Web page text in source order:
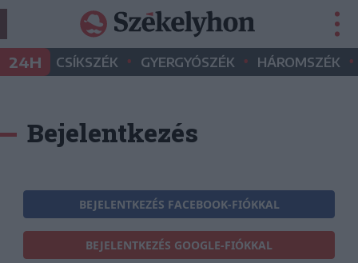
24H CSÍKSZÉK • GYERGYÓSZÉK • HÁROMSZÉK •
Bejelentkezés
BEJELENTKEZÉS FACEBOOK-FIÓKKAL
BEJELENTKEZÉS GOOGLE-FIÓKKAL